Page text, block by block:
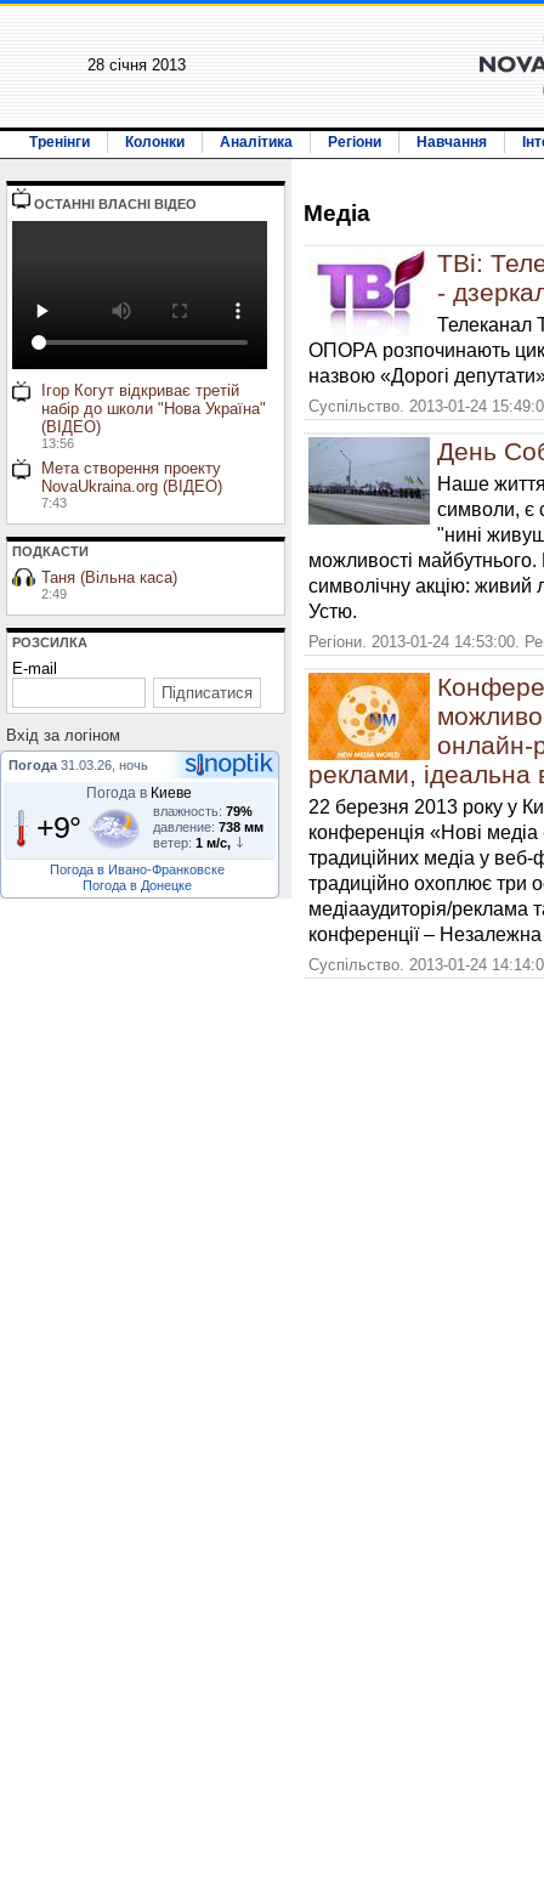
28 січня 2013
Тренінги Колонки Аналітика Регіони Навчання
ОСТАННI ВЛАСНI ВIДЕО
Ігор Когут відкриває третій
набір до школи "Нова Україна"
(ВІДЕО)
13:56
Мета створення проекту
NovaUkraina.org (ВІДЕО)
7:43
ПОДКАСТИ
Таня (Вільна каса)
2:49
РОЗСИЛКА
E-mail
Вхiд за логiном
Погода 31.03.26, ночь
Погода в Киеве
+9° влажность: 79%
давление: 738 мм
ветер: 1 м/с,
Погода в Ивано-Франковске
Погода в Донецке
Медiа
ТВі:
-
Телеканал
ОПОРА розпочинають
назвою «Дорогі
Суспільство. 2013-01-24
День
Наше
символи, є
"нині
можливості
символічну акцію: живий
Устю.
Регіони. 2013-01-24 14:53:00.
онлайн-
реклами, ідеальна
22 березня 2013 року у
конференція «Нові медіа
традиційних медіа у
традиційно охоплює три
медіааудиторія/реклама
конференції – Незалежна
Суспільство. 2013-01-24